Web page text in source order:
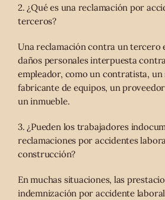
2. ¿Qué es una reclamación por
terceros?
Una reclamación contra un tercero
daños personales interpuesta
empleador, como un contratista,
fabricante de equipos, un
un inmueble.
3. ¿Pueden los trabajadores
reclamaciones por accidentes
construcción?
En muchas situaciones, las
indemnización por accidente